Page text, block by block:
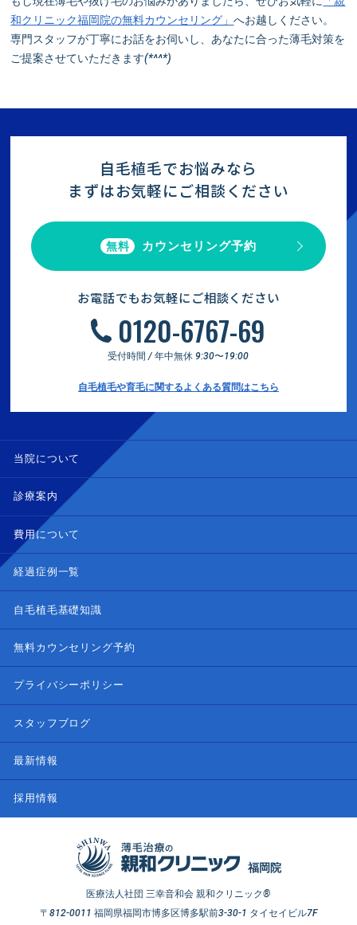
和クリニック福岡院の無料カウンセリング」へお越しください。
専門スタッフが丁寧にお話をお伺いし、あなたに合った薄毛対策を
ご提案させていただきます(*^^*)
自毛植毛でお悩みなら
まずはお気軽にご相談ください
無料 カウンセリング予約
お電話でもお気軽にご相談ください
0120-6767-69
受付時間 / 年中無休 9:30〜19:00
自毛植毛や育毛に関するよくある質問はこちら
当院について
診療案内
費用について
経過症例一覧
自毛植毛基礎知識
無料カウンセリング予約
プライバシーポリシー
スタッフブログ
最新情報
採用情報
福岡院
医療法人社団 三幸音和会 親和クリニック®
〒812-0011 福岡県福岡市博多区博多駅前3-30-1 タイセイビル7F